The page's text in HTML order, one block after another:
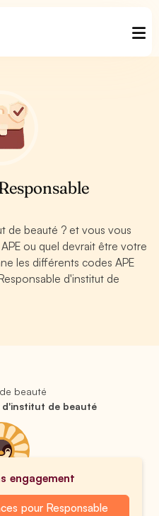
de beauté ? et vous vous
ou quel devrait être votre
les différents codes APE
d'institut de
beauté
d'institut de beauté
engagement
pour Responsable